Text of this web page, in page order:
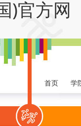
)官方网
首页 学